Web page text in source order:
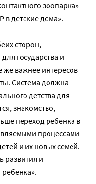
зоопарка»
в детские дома».
сторон, —
государства и
же важнее интересов
Система должна
детства для
знакомство,
переход ребенка в
процессами
и их новых семей.
развития и